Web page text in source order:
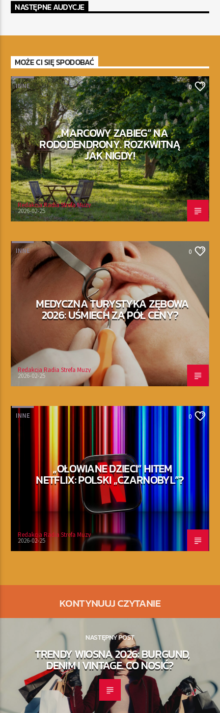
NASTĘPNE AUDYCJE
MOŻE CI SIĘ SPODOBAĆ
INNE 0
„MARCOWY ZABIEG” NA
RODODENDRONY. ROZKWITNĄ
JAK NIGDY!
Redakcja Radia Strefa Muzy
2026-02-25
INNE 0
MEDYCZNA TURYSTYKA ZĘBOWA
2026: UŚMIECH ZA PÓŁ CENY?
Redakcja Radia Strefa Muzy
2026-02-25
INNE 0
„OŁOWIANE DZIECI” HITEM
NETFLIX: POLSKI „CZARNOBYL”?
Redakcja Radia Strefa Muzy
2026-02-25
KONTYNUUJ CZYTANIE
NASTĘPNY POST
TRENDY WIOSNA 2026: BURGUND,
DENIM I VINTAGE. CO NOSIĆ?